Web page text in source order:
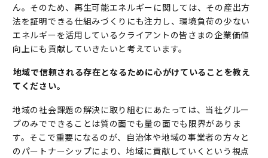
ん。そのため、再生可能エネルギーに関しては、その産出方
法を証明できる仕組みづくりにも注力し、環境負荷の少ない
エネルギーを活用しているクライアントの皆さまの企業価値
向上にも貢献していきたいと考えています。
――地域で信頼される存在となるために心がけていることを教え
てください。
地域の社会課題の解決に取り組むにあたっては、当社グルー
プのみでできることは質の面でも量の面でも限界がありま
す。そこで重要になるのが、自治体や地域の事業者の方々と
のパートナーシップにより、地域に貢献していくという視点